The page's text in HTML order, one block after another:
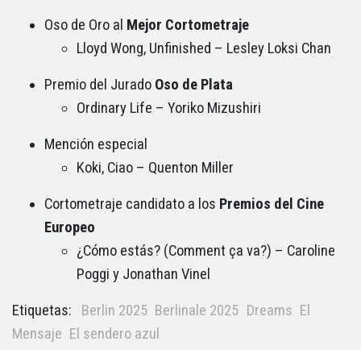
Oso de Oro al Mejor Cortometraje
Lloyd Wong, Unfinished – Lesley Loksi Chan
Premio del Jurado Oso de Plata
Ordinary Life – Yoriko Mizushiri
Mención especial
Koki, Ciao – Quenton Miller
Cortometraje candidato a los Premios del Cine
Europeo
¿Cómo estás? (Comment ça va?) – Caroline
Poggi y Jonathan Vinel
Etiquetas: Berlin 2025 Berlinale 2025 Dreams El
Mensaje El sendero azul